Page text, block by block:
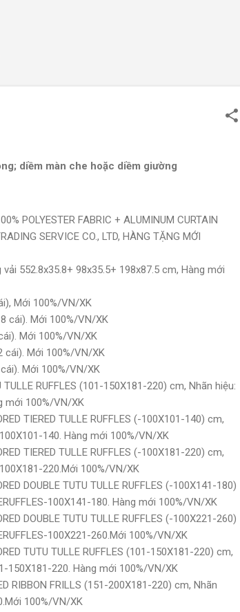
diềm màn che hoặc diềm giường
POLYESTER FABRIC + ALUMINUM CURTAIN
SERVICE CO., LTD, HÀNG TẶNG MỚI
552.8x35.8+ 98x35.5+ 198x87.5 cm, Hàng mới
Mới 100%/VN/XK
cái). Mới 100%/VN/XK
Mới 100%/VN/XK
cái). Mới 100%/VN/XK
Mới 100%/VN/XK
RUFFLES (101-150X181-220) cm, Nhãn hiệu:
mới 100%/VN/XK
TIERED TULLE RUFFLES (-100X101-140) cm,
100X101-140. Hàng mới 100%/VN/XK
TIERED TULLE RUFFLES (-100X181-220) cm,
100X181-220.Mới 100%/VN/XK
DOUBLE TUTU TULLE RUFFLES (-100X141-180)
100X141-180. Hàng mới 100%/VN/XK
DOUBLE TUTU TULLE RUFFLES (-100X221-260)
100X221-260.Mới 100%/VN/XK
TUTU TULLE RUFFLES (101-150X181-220) cm,
150X181-220. Hàng mới 100%/VN/XK
RIBBON FRILLS (151-200X181-220) cm, Nhãn
100%/VN/XK